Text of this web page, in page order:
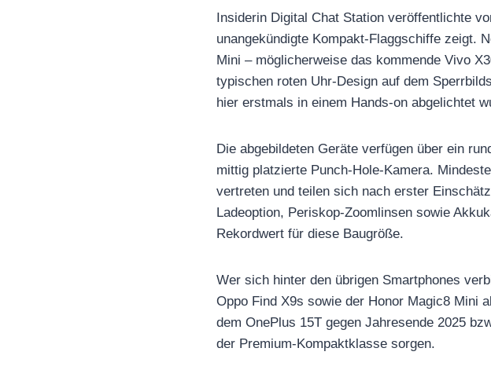
Insiderin Digital Chat Station veröffentlichte
unangekündigte Kompakt-Flaggschiffe zeigt.
Mini – möglicherweise das kommende Vivo
typischen roten Uhr-Design auf dem
hier erstmals in einem Hands-on abgelichtet
Die abgebildeten Geräte verfügen über ein
mittig platzierte Punch-Hole-Kamera.
vertreten und teilen sich nach erster
Ladeoption, Periskop-Zoomlinsen sowie
Rekordwert für diese Baugröße.
Wer sich hinter den übrigen Smartphones
Oppo Find X9s sowie der Honor Magic8 Mini
dem OnePlus 15T gegen Jahresende 2025
der Premium-Kompaktklasse sorgen.